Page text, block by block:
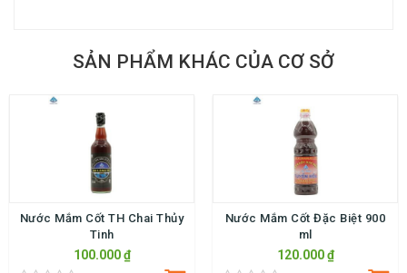
SẢN PHẨM KHÁC CỦA CƠ SỞ
Nước Mắm Cốt TH Chai Thủy
Tinh
100.000 ₫
Nước Mắm Cốt Đặc Biệt 900
ml
120.000 ₫